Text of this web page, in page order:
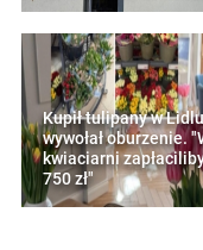
Kupił tulipany w
wywołał oburzenie.
kwiaciarni
750 zł"